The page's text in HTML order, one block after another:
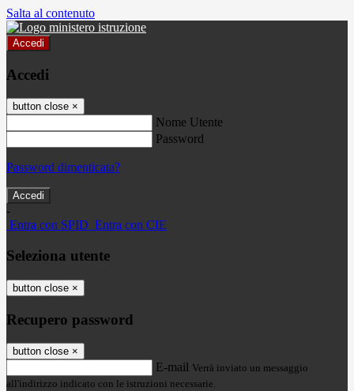
Salta al contenuto
Accedi
Accedi
button close ×
Nome Utente
Password
Password dimenticata?
-
Entra con SPID Entra con CIE
Seleziona utente
button close ×
Recupero password
button close ×
E-mail Verrà inviato un messaggio
all'indirizzo indicato con le istruzioni necessarie.